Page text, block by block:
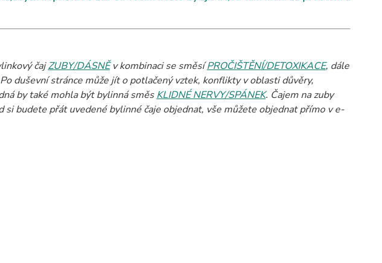
čajZUBY/DÁSNĚv kombinaci se směsíPROČIŠTĚNÍ/DETOXIKACE, dále
duševní stránce může jít o potlačený vztek, konflikty v oblasti důvěry,
by také mohla být bylinná směsKLIDNÉ NERVY/SPÁNEK. Čajem na zuby
budete přát uvedené bylinné čaje objednat, vše můžete objednat přímo v e-